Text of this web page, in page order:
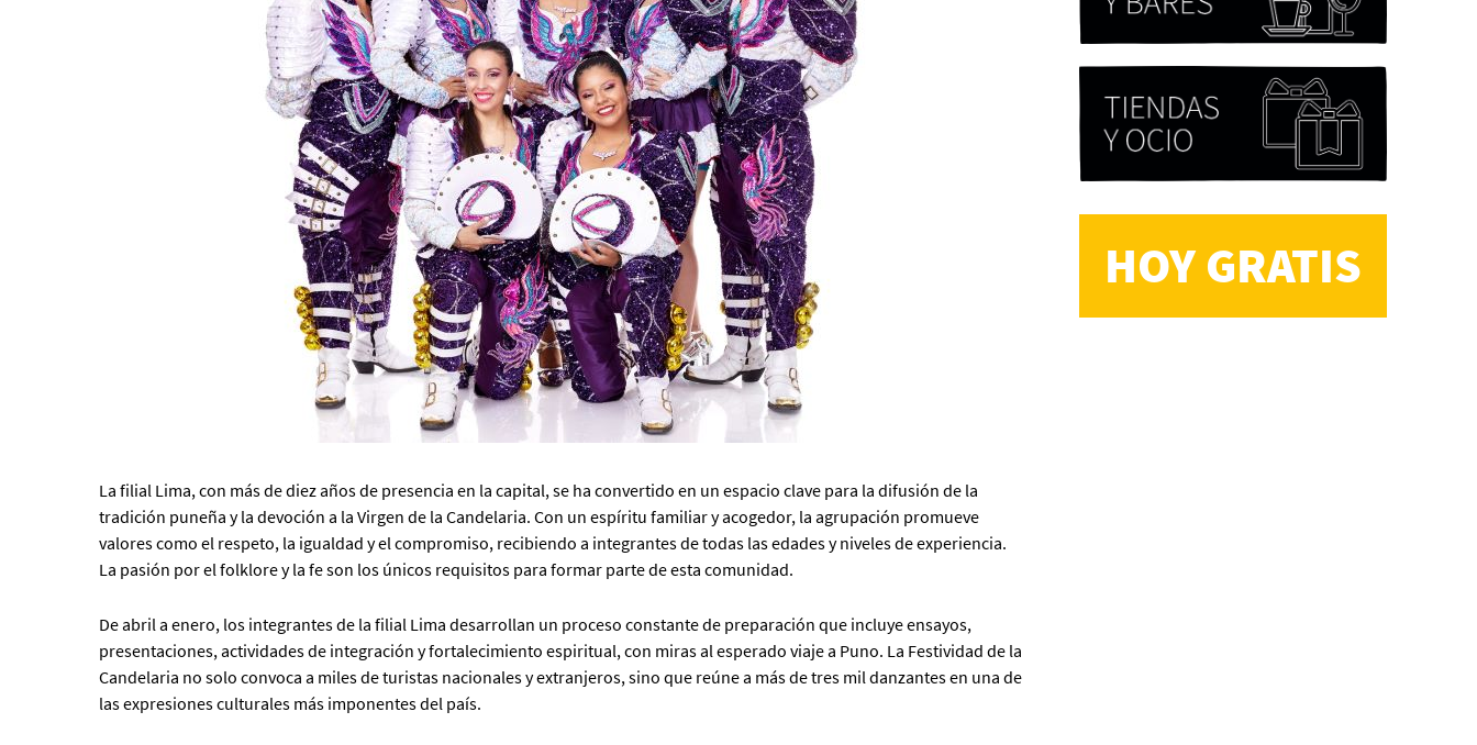
La filial Lima, con más de diez años de presencia en la capital, se ha convertido en un espacio clave para la difusión de la
tradición puneña y la devoción a la Virgen de la Candelaria. Con un espíritu familiar y acogedor, la agrupación promueve
valores como el respeto, la igualdad y el compromiso, recibiendo a integrantes de todas las edades y niveles de experiencia.
La pasión por el folklore y la fe son los únicos requisitos para formar parte de esta comunidad.
De abril a enero, los integrantes de la filial Lima desarrollan un proceso constante de preparación que incluye ensayos,
presentaciones, actividades de integración y fortalecimiento espiritual, con miras al esperado viaje a Puno. La Festividad de la
Candelaria no solo convoca a miles de turistas nacionales y extranjeros, sino que reúne a más de tres mil danzantes en una de
las expresiones culturales más imponentes del país.
Eva Valero Juan: "Una
mirada que construía un
universo donde lo único
importante eran los amigos
y la literatura"
Martín Carrasco
CS, de José María Salazar
HOY GRATIS